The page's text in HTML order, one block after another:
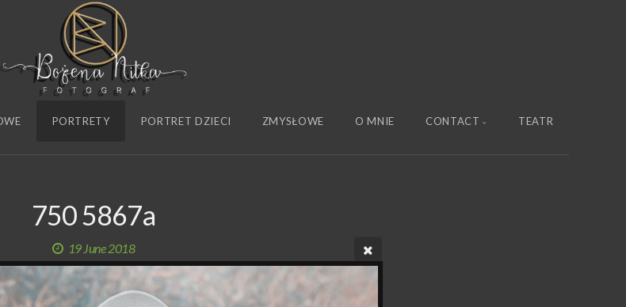
PORTRETY PORTRET DZIECI ZMYSŁOWE O MNIE CONTACT TEATR
750 5867a
19 June 2018